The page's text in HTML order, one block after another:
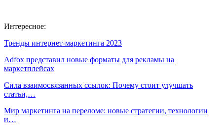
Интересное:
Тренды интернет-маркетинга 2023
Adfox представил новые форматы для рекламы на
маркетплейсах
Сила взаимосвязанных ссылок: Почему стоит улучшать
статьи,…
Мир маркетинга на переломе: новые стратегии, технологии
и…